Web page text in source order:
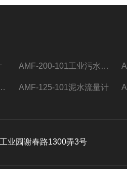
AMF-200-101工业污水流量计
水流量计,电磁流量计 AMF-125-101泥水流量计
业园谢春路1300弄3号